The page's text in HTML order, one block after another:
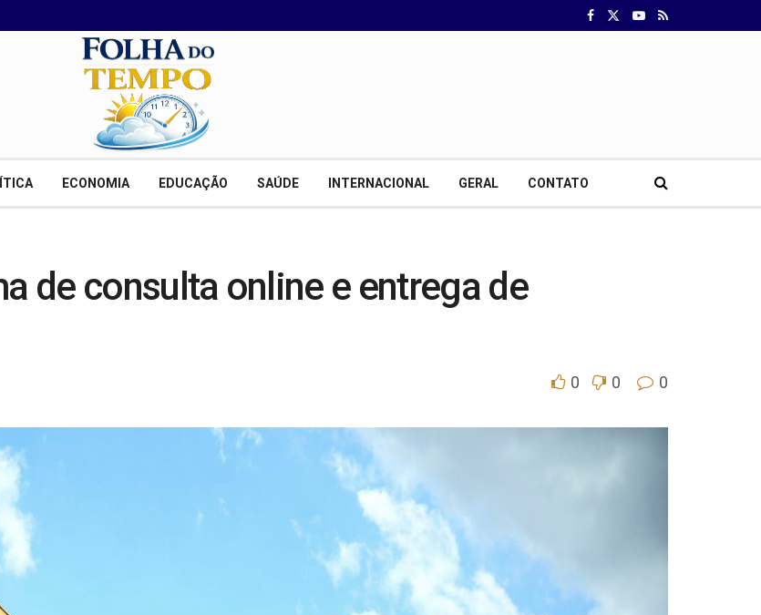
ECONOMIA EDUCAÇÃO SAÚDE INTERNACIONAL GERAL CONTATO
de consulta online e entrega de
0 0 0